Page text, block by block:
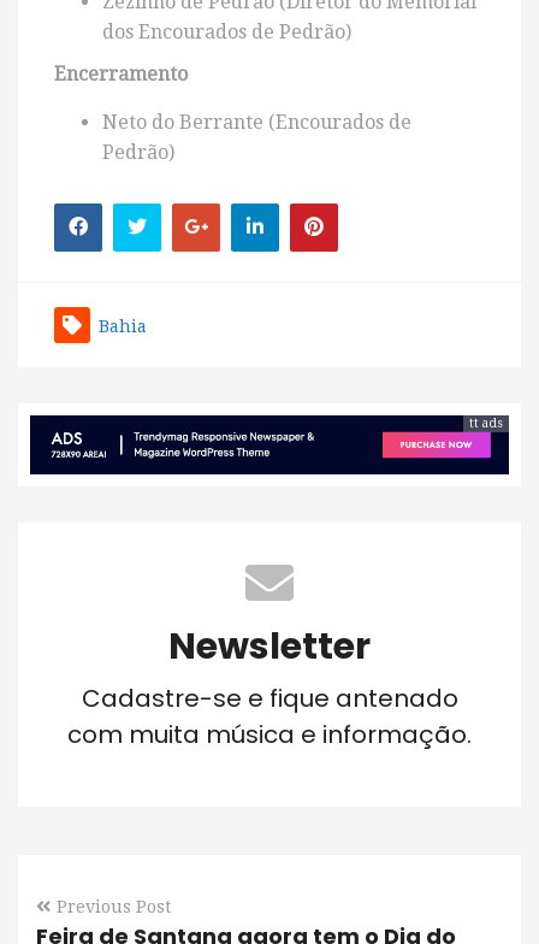
dos Encourados de Pedrão)
Encerramento
Neto do Berrante (Encourados de
Pedrão)
Bahia
tt ads
Newsletter
Cadastre-se e fique antenado
com muita música e informação.
Previous Post
Feira de Santana agora tem o Dia do